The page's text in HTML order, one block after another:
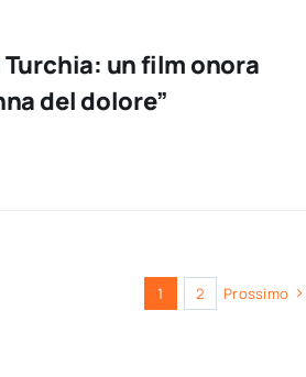
un film onora
del dolore”
1 2 Prossimo